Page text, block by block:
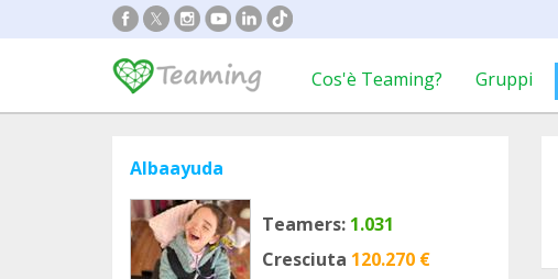
Cos'è Teaming? Gruppi
Albaayuda
Teamers: 1.031
Cresciuta 120.270 €